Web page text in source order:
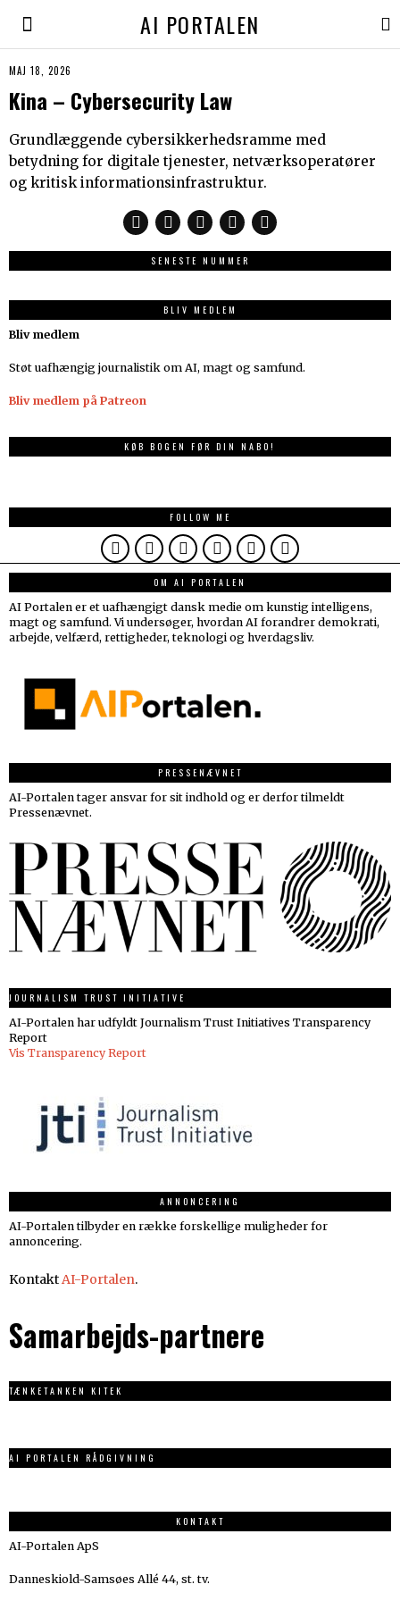
AI PORTALEN
MAJ 18, 2026
Kina – Cybersecurity Law
Grundlæggende cybersikkerhedsramme med
betydning for digitale tjenester, netværksoperatører
og kritisk informationsinfrastruktur.
SENESTE NUMMER
BLIV MEDLEM
Bliv medlem
Støt uafhængig journalistik om AI, magt og samfund.
Bliv medlem på Patreon
KØB BOGEN FØR DIN NABO!
FOLLOW ME
OM AI PORTALEN
AI Portalen er et uafhængigt dansk medie om kunstig intelligens,
magt og samfund. Vi undersøger, hvordan AI forandrer demokrati,
arbejde, velfærd, rettigheder, teknologi og hverdagsliv.
PRESSENÆVNET
AI-Portalen tager ansvar for sit indhold og er derfor tilmeldt
Pressenævnet.
JOURNALISM TRUST INITIATIVE
AI-Portalen har udfyldt Journalism Trust Initiatives Transparency
Report
Vis Transparency Report
ANNONCERING
AI-Portalen tilbyder en række forskellige muligheder for
annoncering.
KontaktAI-Portalen.
Samarbejds-partnere
TÆNKETANKEN KITEK
AI PORTALEN RÅDGIVNING
KONTAKT
AI-Portalen ApS
Danneskiold-Samsøes Allé 44, st. tv.